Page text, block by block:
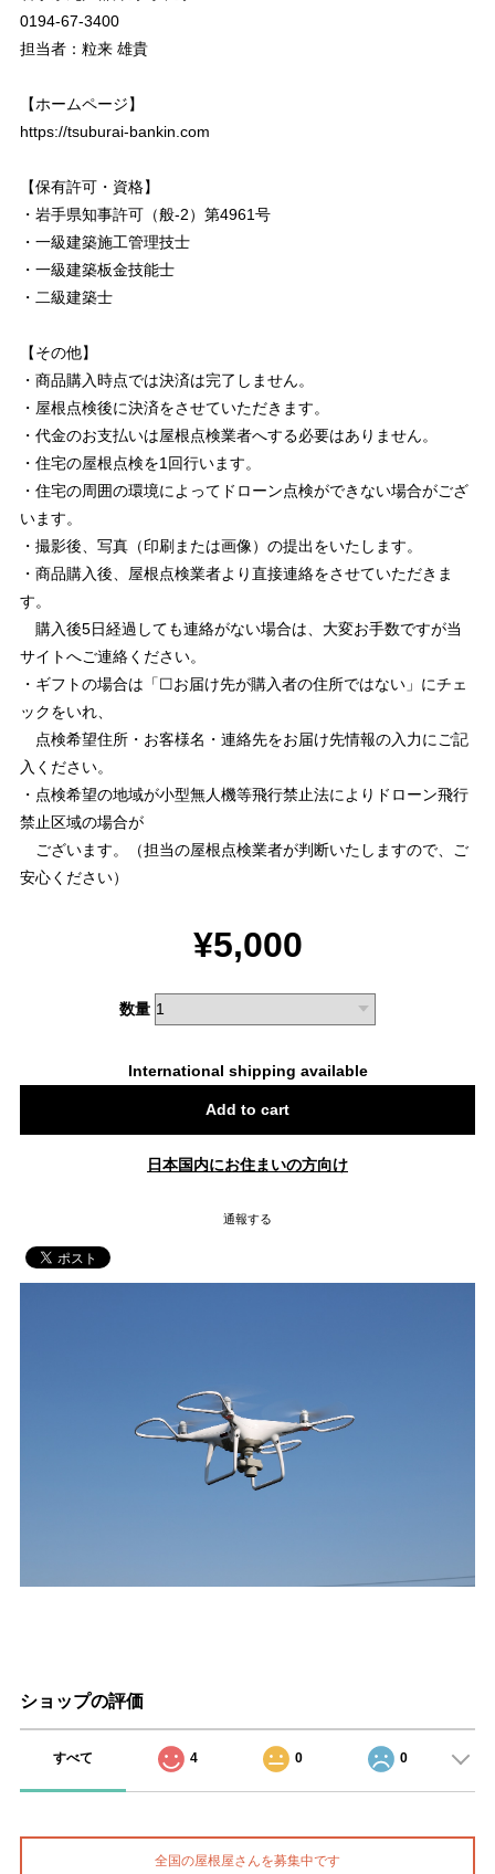
0194-67-3400
担当者：粒来 雄貴
【ホームページ】
https://tsuburai-bankin.com
【保有許可・資格】
・岩手県知事許可（般-2）第4961号
・一級建築施工管理技士
・一級建築板金技能士
・二級建築士
【その他】
・商品購入時点では決済は完了しません。
・屋根点検後に決済をさせていただきます。
・代金のお支払いは屋根点検業者へする必要はありません。
・住宅の屋根点検を1回行います。
・住宅の周囲の環境によってドローン点検ができない場合がござ
います。
・撮影後、写真（印刷または画像）の提出をいたします。
・商品購入後、屋根点検業者より直接連絡をさせていただきま
す。
購入後5日経過しても連絡がない場合は、大変お手数ですが当
サイトへご連絡ください。
・ギフトの場合は「☐お届け先が購入者の住所ではない」にチェ
ックをいれ、
点検希望住所・お客様名・連絡先をお届け先情報の入力にご記
入ください。
・点検希望の地域が小型無人機等飛行禁止法によりドローン飛行
禁止区域の場合が
ございます。（担当の屋根点検業者が判断いたしますので、ご
安心ください）
¥5,000
数量
International shipping available
Add to cart
日本国内にお住まいの方向け
通報する
ショップの評価
すべて 4 0 0
全国の屋根屋さんを募集中です